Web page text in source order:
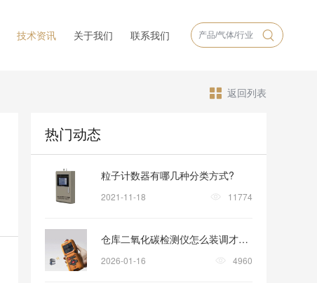
技术资讯 关于我们 联系我们
返回列表
热门动态
粒子计数器有哪几种分类方式?
2021-11-18 11774
仓库二氧化碳检测仪怎么装调才稳妥？
2026-01-16 4960